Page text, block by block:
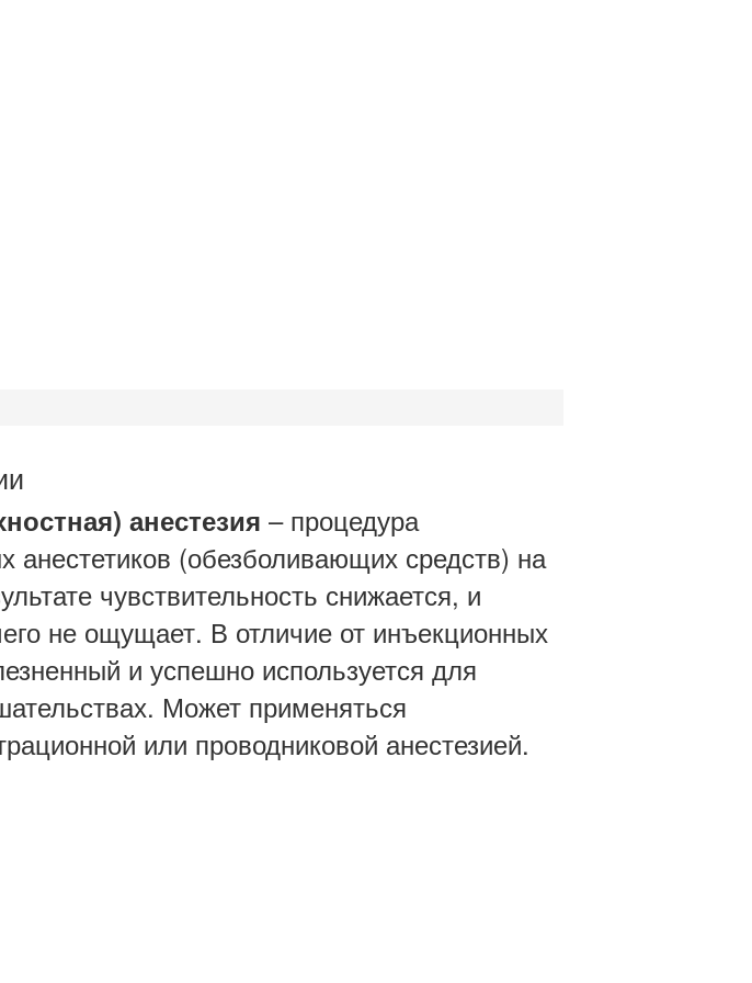
анестезия – процедура
анестетиков (обезболивающих средств) на
чувствительность снижается, и
не ощущает. В отличие от инъекционных
и успешно используется для
Может применяться
или проводниковой анестезией.